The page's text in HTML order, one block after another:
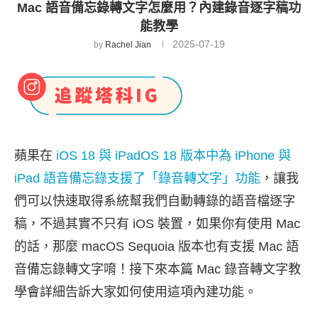
Mac 語音備忘錄轉文字怎麼用？內建錄音逐字稿功
能教學
by Rachel Jian 2025-07-19
蘋果在 iOS 18 與 iPadOS 18 版本中為 iPhone 與
iPad 語音備忘錄支援了「錄音轉文字」功能 ，讓我
們可以快速取得系統幫我們自動轉錄的語音檔逐字
稿，不過其實不只有 iOS 裝置，如果你有使用 Mac
的話，那麼 macOS Sequoia 版本也有支援 Mac 語
音備忘錄轉文字唷！接下來本篇 Mac 錄音轉文字教
學會詳細告訴大家如何使用這項內建功能。